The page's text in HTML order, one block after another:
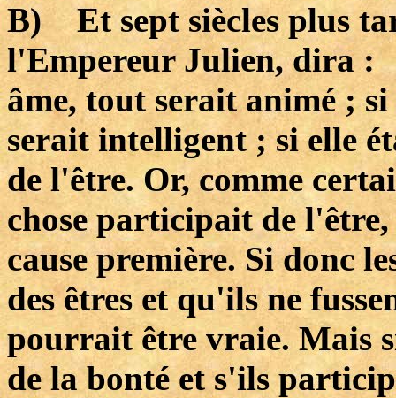
B) Et sept siècles plus
l'Empereur Julien, dira :
âme, tout serait animé ;
serait intelligent ; si elle
de l'être. Or, comme
chose participait de
cause première. Si donc
des êtres et qu'ils ne
pourrait être vraie. Mais
de la bonté et s'ils